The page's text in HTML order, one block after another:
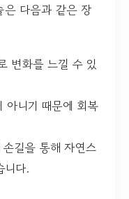
은 다음과 같은 장
변화를 느낄 수 있
아니기 때문에 회복
길을 통해 자연스
니다.